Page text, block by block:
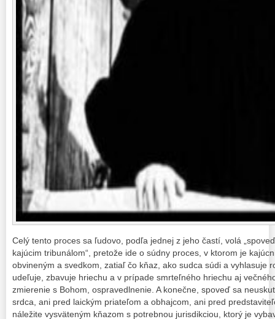
Celý tento proces sa ľudovo, podľa jednej z jeho častí, volá
kajúcim tribunálom“, pretože ide o súdny proces, v ktorom je
obvineným a svedkom, zatiaľ čo kňaz, ako sudca súdi a vyhlasuje
udeľuje, zbavuje hriechu a v prípade smrteľného hriechu aj
zmierenie s Bohom, ospravedlnenie. A konečne, spoveď sa
srdca, ani pred laickým priateľom a obhajcom, ani pred
náležite vysväteným kňazom s potrebnou jurisdikciou, ktorý je